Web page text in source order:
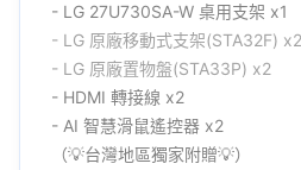
- LG 27U730SA-W 桌用支架 x1
- LG 原廠移動式支架(STA32F) x2
- LG 原廠置物盤(STA33P) x2
- HDMI 轉接線 x2
- AI 智慧滑鼠遙控器 x2
（💡台灣地區獨家附贈💡）